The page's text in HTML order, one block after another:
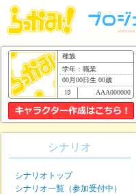
種族
学年：職業
00月00日生 00歳
AAA000000
シナリオ
シナリオトップ
シナリオ一覧（参加受付中）